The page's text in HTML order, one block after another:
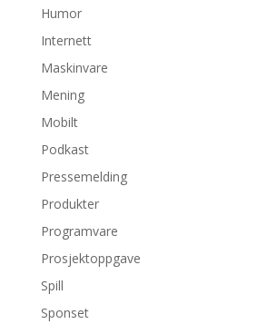
Humor
Internett
Maskinvare
Mening
Mobilt
Podkast
Pressemelding
Produkter
Programvare
Prosjektoppgave
Spill
Sponset